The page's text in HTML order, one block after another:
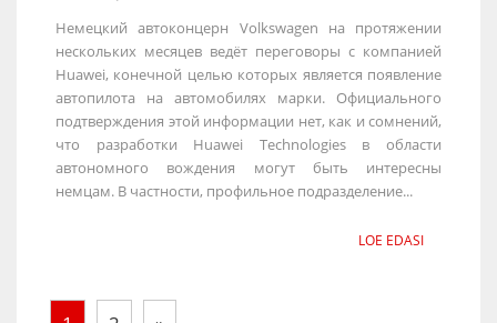
Немецкий автоконцерн Volkswagen на протяжении
нескольких месяцев ведёт переговоры с компанией
Huawei, конечной целью которых является появление
автопилота на автомобилях марки. Официального
подтверждения этой информации нет, как и сомнений,
что разработки Huawei Technologies в области
автономного вождения могут быть интересны
немцам. В частности, профильное подразделение...
LOE EDASI